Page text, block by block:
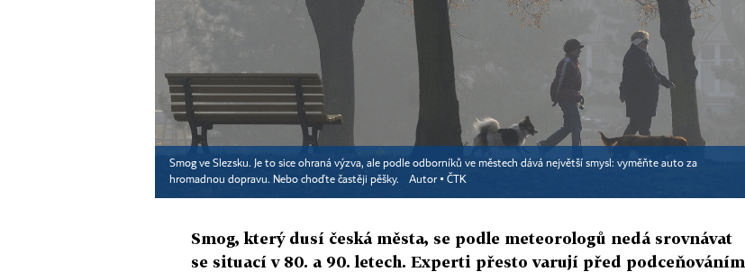
Smog ve Slezsku. Je to sice ohraná výzva, ale podle odborníků ve městech dává největší smysl: vyměňte auto za
hromadnou dopravu. Nebo choďte častěji pěšky.
Autor ▪ ČTK
Smog, který dusí česká města, se podle meteorologů nedá srovnávat
se situací v 80. a 90. letech. Experti přesto varují před podceňováním